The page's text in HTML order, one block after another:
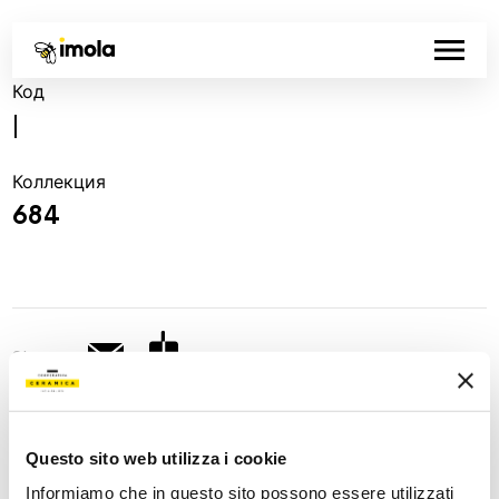
Questo sito web utilizza i cookie
Informiamo che in questo sito possono essere utilizzati
Код
Коллекция
684
Share: